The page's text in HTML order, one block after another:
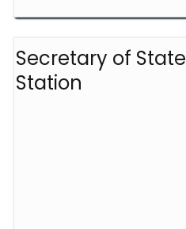
Secretary of
Station